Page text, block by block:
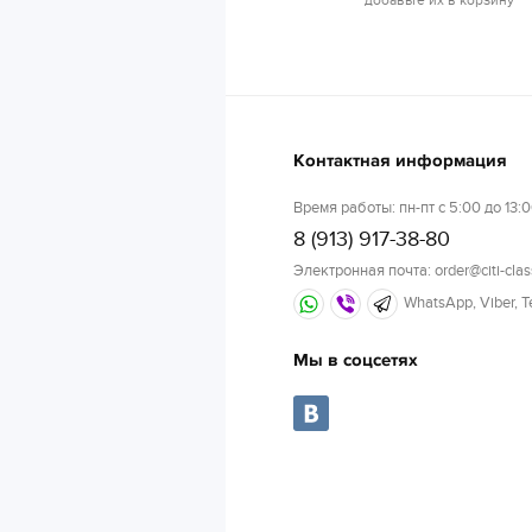
Контактная информация
Время работы: пн-пт с 5:00 до
8 (913) 917-38-80
Электронная почта: order@citi-
WhatsApp, Viber,
Мы в соцсетях